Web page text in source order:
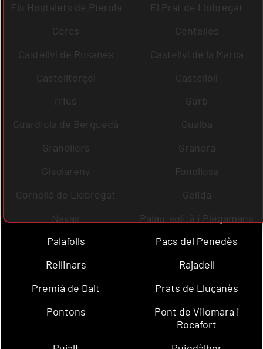
Els Hostalets de Pierola
El Prat de Llobregat
Cercs
Centelles
Castellví de Rosanes
Castellví de la Marca
Castellterçol
Castellolí
rrius
Gurb
Guardiola de Berguedà
Gualba
Granollers
Granera
Gisclareny
Fonollosa
Cornellà de Llobregat
Gelida
Navas
Palau-solità i Plegamans
Palafolls
Pacs del Penedès
Rellinars
Rajadell
Premià de Dalt
Prats de Lluçanès
Pontons
Pont de Vilomara i
Rocafort